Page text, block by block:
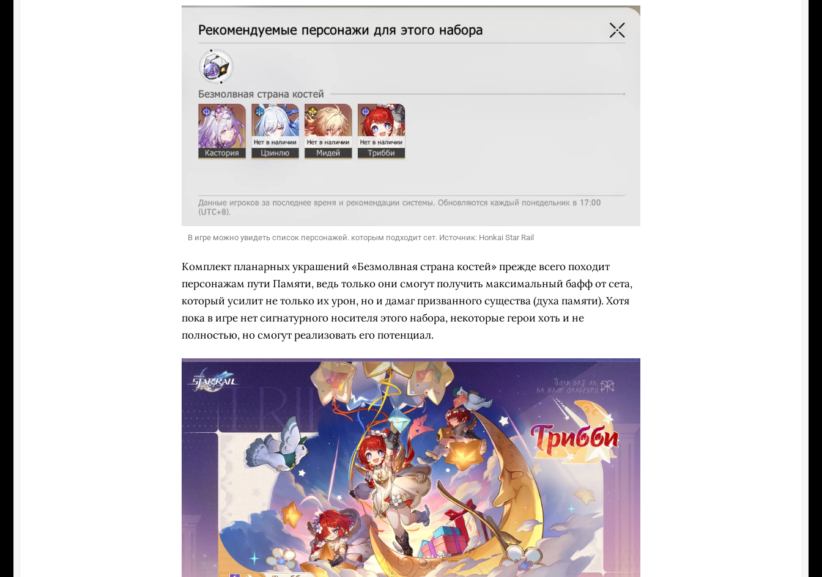
В игре можно увидеть список персонажей. которым подходит сет. Источник: Honkai Star Rail
Комплект планарных украшений «Безмолвная страна костей» прежде всего походит
персонажам пути Памяти, ведь только они смогут получить максимальный бафф от сета,
который усилит не только их урон, но и дамаг призванного существа (духа памяти). Хотя
пока в игре нет сигнатурного носителя этого набора, некоторые герои хоть и не
полностью, но смогут реализовать его потенциал.